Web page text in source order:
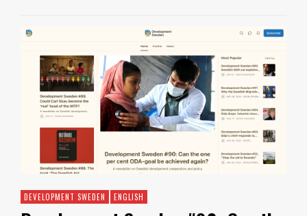
DEVELOPMENT SWEDEN ENGLISH